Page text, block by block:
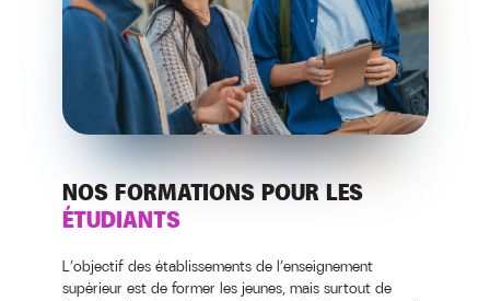
NOS FORMATIONS POUR LES
ÉTUDIANTS
L’objectif des établissements de l’enseignement
supérieur est de former les jeunes, mais surtout de